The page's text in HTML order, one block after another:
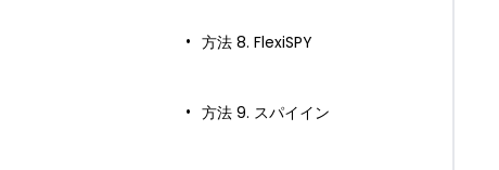
方法 8. FlexiSPY
方法 9. スパイイン